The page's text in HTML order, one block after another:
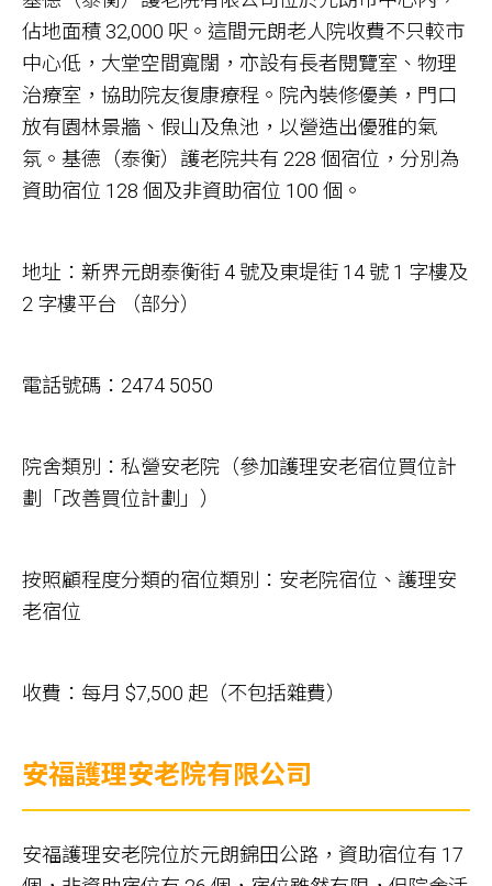
佔地面積 32,000 呎。這間元朗老人院收費不只較市
中心低，大堂空間寬闊，亦設有長者閱覽室、物理
治療室，協助院友復康療程。院內裝修優美，門口
放有園林景牆、假山及魚池，以營造出優雅的氣
氛。基德（泰衡）護老院共有 228 個宿位，分別為
資助宿位 128 個及非資助宿位 100 個。
地址：新界元朗泰衡街 4 號及東堤街 14 號 1 字樓及
2 字樓平台 （部分）
電話號碼：2474 5050
院舍類別：私營安老院（參加護理安老宿位買位計
劃「改善買位計劃」）
按照顧程度分類的宿位類別：安老院宿位、護理安
老宿位
收費：每月 $7,500 起（不包括雜費）
安福護理安老院有限公司
安福護理安老院位於元朗錦田公路，資助宿位有 17